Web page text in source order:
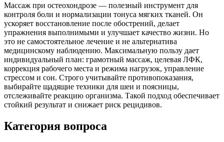
Массаж при остеохондрозе — полезный инструмент для
контроля боли и нормализации тонуса мягких тканей. Он
ускоряет восстановление после обострений, делает
упражнения выполнимыми и улучшает качество жизни. Но
это не самостоятельное лечение и не альтернатива
медицинскому наблюдению. Максимальную пользу дает
индивидуальный план: грамотный массаж, целевая ЛФК,
коррекция рабочего места и режима нагрузок, управление
стрессом и сон. Строго учитывайте противопоказания,
выбирайте щадящие техники для шеи и поясницы,
отслеживайте реакцию организма. Такой подход обеспечивает
стойкий результат и снижает риск рецидивов.
Категория вопроса